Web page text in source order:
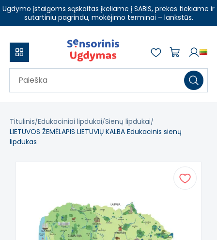
Ugdymo įstaigoms sąskaitas įkeliame į SABIS, prekes tiekiame ir
sutartiniu pagrindu, mokėjimo terminai – lankstūs.
Titulinis Edukaciniai lipdukai Sienų lipdukai
LIETUVOS ŽEMĖLAPIS LIETUVIŲ KALBA Edukacinis sienų
lipdukas